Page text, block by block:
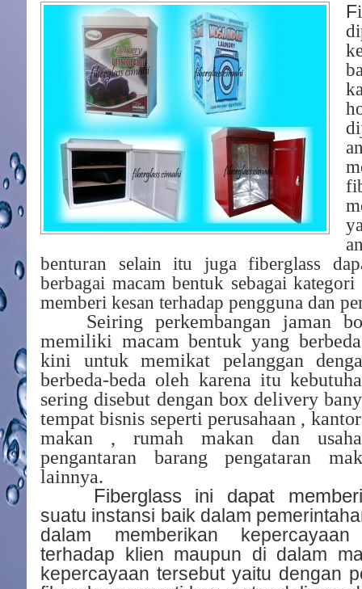
F
benturan selain itu juga fiberglass
berbagai macam bentuk sebagai
memberi kesan terhadap pengguna dan
Seiring perkembangan jaman
memiliki macam bentuk yang
kini untuk memikat pelanggan
berbeda-beda oleh karena itu
sering disebut dengan box delivery
tempat bisnis seperti perusahaan ,
makan , rumah makan dan
pengantaran barang pengataran
lainnya.
Fiberglass ini dapat
suatu instansi baik dalam
dalam memberikan
terhadap klien maupun di dalam
kepercayaan tersebut yaitu dengan